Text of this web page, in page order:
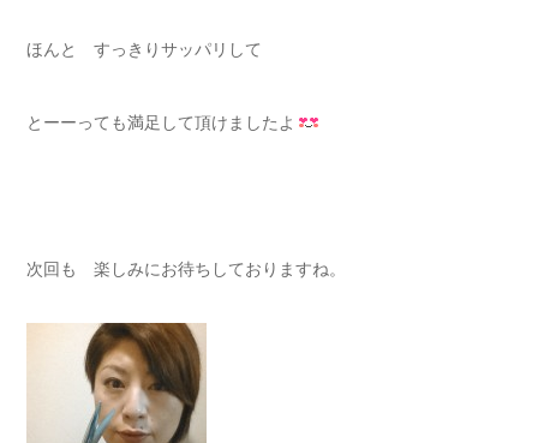
ほんと すっきりサッパリして
とーーっても満足して頂けましたよ
次回も 楽しみにお待ちしておりますね。